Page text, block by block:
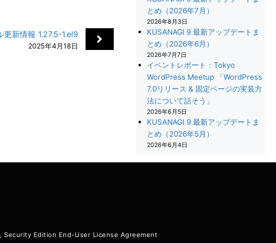
新情報 1.27.5-1.el9
2025年4月18日
とめ（2026年7月）
2026年8月3日
KUSANAGI 9 最新アップデートま
とめ（2026年6月）
2026年7月7日
イベントレポート：Tokyo
WordPress Meetup 「WordPress
7.0リリース & 固定ページの実装方
法について話そう」
2026年6月5日
KUSANAGI 9 最新アップデートま
とめ（2026年5月）
2026年6月4日
Security Edition End-User License Agreement